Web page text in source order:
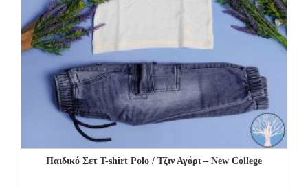
Παιδικό Σετ Τ-shirt Polo / Τζιν Αγόρι – New College